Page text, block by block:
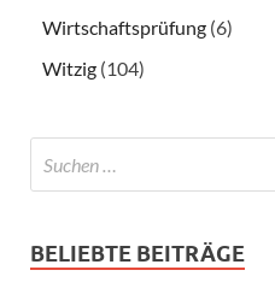
Wirtschaftsprüfung (6)
Witzig (104)
BELIEBTE BEITRÄGE